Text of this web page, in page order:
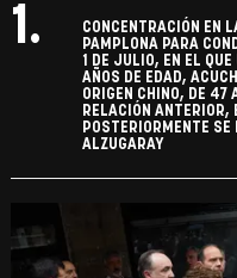
1.
CONCENTRACIÓN EN
PAMPLONA PARA
1 DE JULIO, EN EL QUE
AÑOS DE EDAD,
ORIGEN CHINO, DE 47
RELACIÓN ANTERIOR,
POSTERIORMENTE
ALZUGARAY